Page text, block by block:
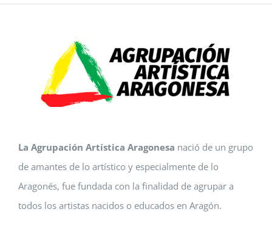
La Agrupación Artística Aragonesa nació de un grupo
de amantes de lo artístico y especialmente de lo
Aragonés, fue fundada con la finalidad de agrupar a
todos los artistas nacidos o educados en Aragón.